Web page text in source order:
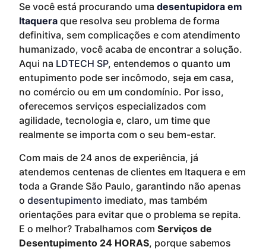
Se você está procurando uma desentupidora em
Itaquera que resolva seu problema de forma
definitiva, sem complicações e com atendimento
humanizado, você acaba de encontrar a solução.
Aqui na LDTECH SP, entendemos o quanto um
entupimento pode ser incômodo, seja em casa,
no comércio ou em um condomínio. Por isso,
oferecemos serviços especializados com
agilidade, tecnologia e, claro, um time que
realmente se importa com o seu bem-estar.
Com mais de 24 anos de experiência, já
atendemos centenas de clientes em Itaquera e em
toda a Grande São Paulo, garantindo não apenas
o desentupimento imediato, mas também
orientações para evitar que o problema se repita.
E o melhor? Trabalhamos com Serviços de
Desentupimento 24 HORAS, porque sabemos